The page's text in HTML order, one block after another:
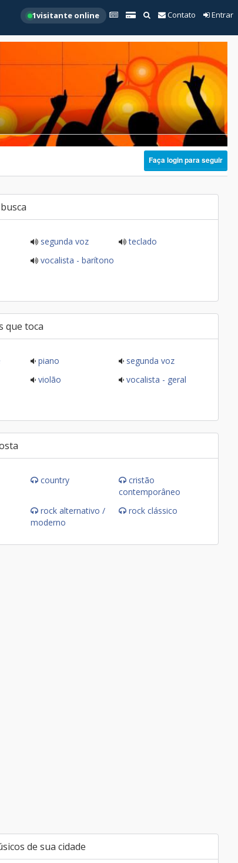
1visitante online Contato Entrar
Faça login para seguir
segunda voz
teclado
vocalista - barítono
que toca
piano
segunda voz
violão vocalista - geral
country
cristão
contemporâneo
rock alternativo /
moderno
rock clássico
de sua cidade